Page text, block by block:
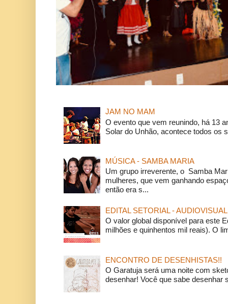
JAM NO MAM
O evento que vem reunindo, há 13
Solar do Unhão, acontece todos os
MÚSICA - SAMBA MARIA
Um grupo irreverente, o Samba
mulheres, que vem ganhando
então era s...
EDITAL SETORIAL - AUDIOVISUAL
O valor global disponível para este
milhões e quinhentos mil reais). O
ENCONTRO DE DESENHISTAS!!
O Garatuja será uma noite com
desenhar! Você que sabe desenhar